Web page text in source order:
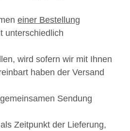
einer Bestellung
unterschiedlich
wird sofern wir mit Ihnen
haben der Versand
Sendung
Zeitpunkt der Lieferung,